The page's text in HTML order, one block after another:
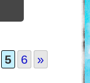
5 6 »